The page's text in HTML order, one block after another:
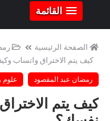
القائمة
الصفحة الرئيسية
كيف يتم الاختراق واتساب
رمضان عبد المقصود علوم
كيف يتم